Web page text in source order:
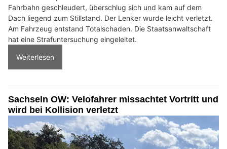
Fahrbahn geschleudert, überschlug sich und kam auf dem
Dach liegend zum Stillstand. Der Lenker wurde leicht verletzt.
Am Fahrzeug entstand Totalschaden. Die Staatsanwaltschaft
hat eine Strafuntersuchung eingeleitet.
Weiterlesen
Sachseln OW: Velofahrer missachtet Vortritt und
wird bei Kollision verletzt